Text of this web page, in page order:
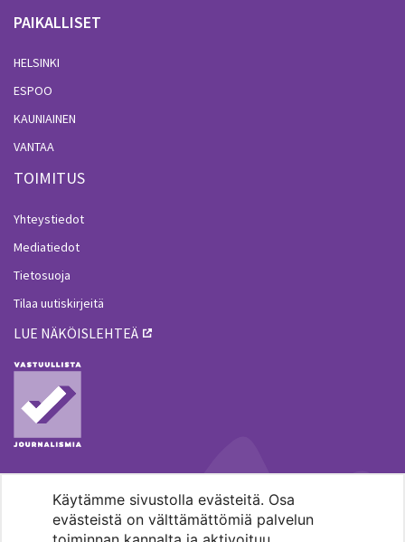
Käytämme sivustolla evästeitä. Osa
evästeistä on välttämättömiä palvelun
PAIKALLISET
HELSINKI
ESPOO
KAUNIAINEN
VANTAA
TOIMITUS
Yhteystiedot
Mediatiedot
Tietosuoja
Tilaa uutiskirjeitä
LUE NÄKÖISLEHTEÄ
MENOHAKU